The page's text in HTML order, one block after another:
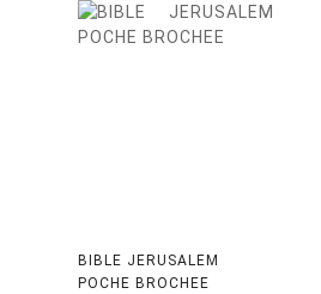
BIBLE JERUSALEM
POCHE BROCHEE